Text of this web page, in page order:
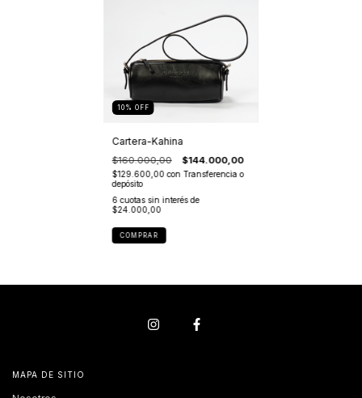
10 % OFF
Cartera-Kahina
$160.000,00 $144.000,00
$129.600,00con Transferencia o
depósito
6 cuotas sin interés de
$24.000,00
COMPRAR
MAPA DE SITIO